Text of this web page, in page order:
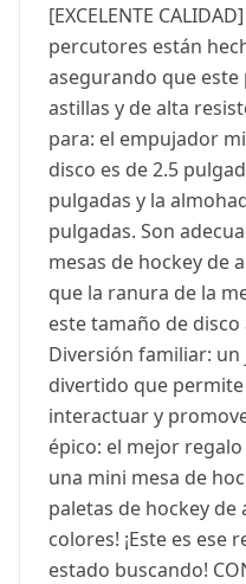
[EXCELENTE
percutores están
asegurando que
astillas y de alta
para: el empujador
disco es de 2.5
pulgadas y la
pulgadas. Son
mesas de hockey de
que la ranura de la
este tamaño de
Diversión familiar:
divertido que
interactuar y
épico: el mejor
una mini mesa de
paletas de hockey
colores! ¡Este es ese
estado buscando!